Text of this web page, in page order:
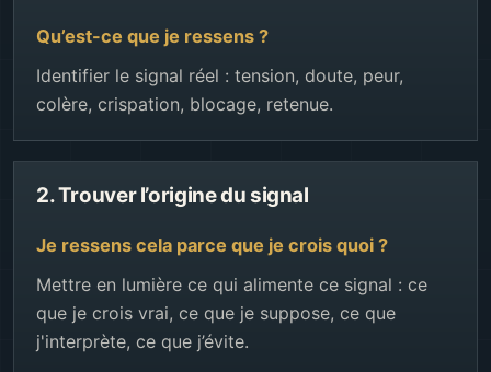
Qu’est-ce que je ressens ?
Identifier le signal réel : tension, doute, peur,
colère, crispation, blocage, retenue.
2. Trouver l’origine du signal
Je ressens cela parce que je crois quoi ?
Mettre en lumière ce qui alimente ce signal : ce
que je crois vrai, ce que je suppose, ce que
j'interprète, ce que j’évite.